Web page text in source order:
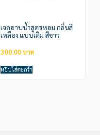
เจลอาบน้ำสูตรหอม กลิ่นสี
เหลือง แบบเติม สีขาว
300.00
หยิบใส่ตะกร้า